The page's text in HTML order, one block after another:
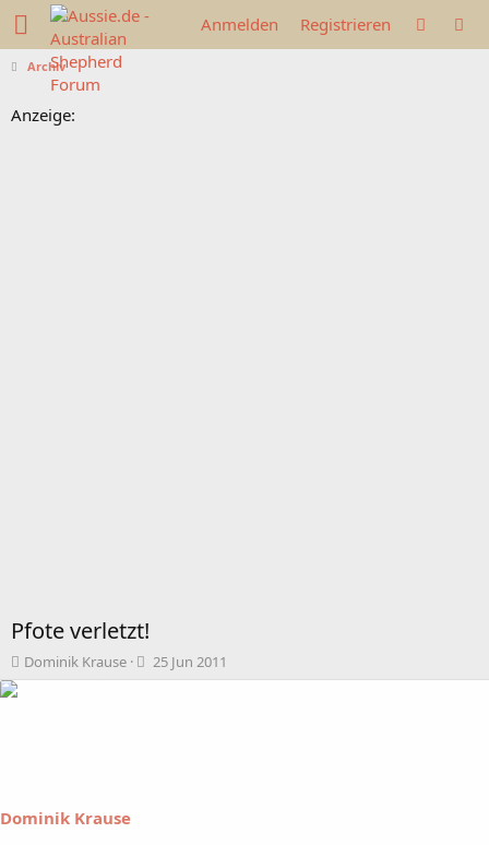
Anmelden Registrieren
Archiv
Anzeige:
Pfote verletzt!
T
h
a
Dominik Krause
B
e
25 Jun 2011
Dominik Krause